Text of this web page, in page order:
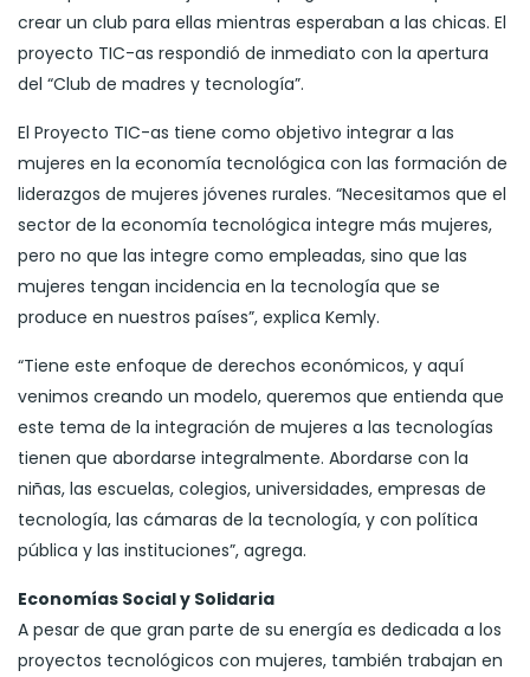
crear un club para ellas mientras esperaban a las chicas. El
proyecto TIC-as respondió de inmediato con la apertura
del “Club de madres y tecnología”.
El Proyecto TIC-as tiene como objetivo integrar a las
mujeres en la economía tecnológica con las formación de
liderazgos de mujeres jóvenes rurales. “Necesitamos que el
sector de la economía tecnológica integre más mujeres,
pero no que las integre como empleadas, sino que las
mujeres tengan incidencia en la tecnología que se
produce en nuestros países”, explica Kemly.
“Tiene este enfoque de derechos económicos, y aquí
venimos creando un modelo, queremos que entienda que
este tema de la integración de mujeres a las tecnologías
tienen que abordarse integralmente. Abordarse con la
niñas, las escuelas, colegios, universidades, empresas de
tecnología, las cámaras de la tecnología, y con política
pública y las instituciones”, agrega.
Economías Social y Solidaria
A pesar de que gran parte de su energía es dedicada a los
proyectos tecnológicos con mujeres, también trabajan en